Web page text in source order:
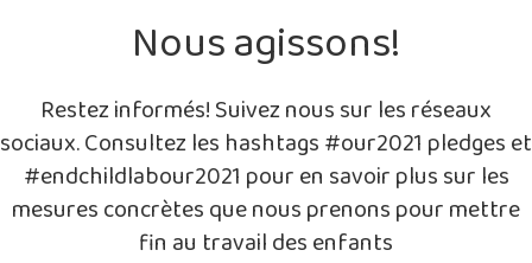
Nous agissons!
Restez informés! Suivez nous sur les réseaux
sociaux. Consultez les hashtags #our2021 pledges et
#endchildlabour2021 pour en savoir plus sur les
mesures concrètes que nous prenons pour mettre
fin au travail des enfants